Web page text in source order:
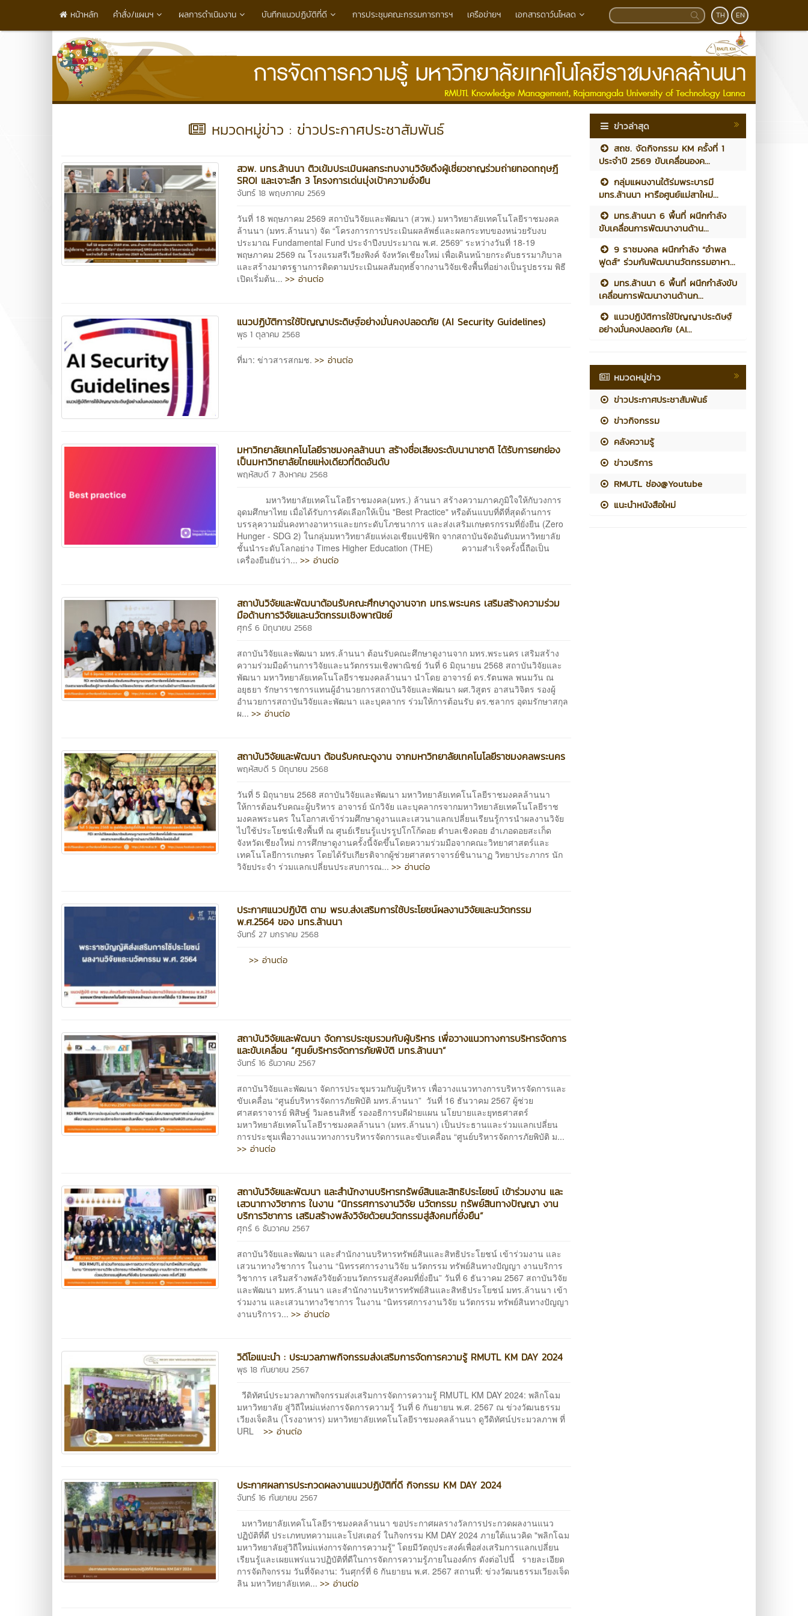
หน้าหลัก คำสั่ง/แผนฯ ผลการดำเนินงาน บันทึกแนวปฏิบัติที่ดี การประชุมคณะกรรมการการฯ เครือข่ายฯ เอกสารดาว์นโหลด TH EN
หมวดหมู่ข่าว : ข่าวประกาศประชาสัมพันธ์
สวพ. มทร.ล้านนา ติวเข้มประเมินผลกระทบงานวิจัยดึงผู้เชี่ยวชาญร่วมถ่ายทอดทฤษฎี
SROI และเจาะลึก 3 โครงการเด่นมุ่งเป้าความยั่งยืน
จันทร์ 18 พฤษภาคม 2569
วันที่ 18 พฤษภาคม 2569 สถาบันวิจัยและพัฒนา (สวพ.) มหาวิทยาลัยเทคโนโลยีราชมงคล
ล้านนา (มทร.ล้านนา) จัด “โครงการการประเมินผลลัพธ์และผลกระทบของหน่วยรับงบ
ประมาณ Fundamental Fund ประจำปีงบประมาณ พ.ศ. 2569” ระหว่างวันที่ 18-19
พฤษภาคม 2569 ณ โรงแรมสรีเวียงพิงค์ จังหวัดเชียงใหม่ เพื่อเดินหน้ายกระดับธรรมาภิบาล
และสร้างมาตรฐานการติดตามประเมินผลสัมฤทธิ์จากงานวิจัยเชิงพื้นที่อย่างเป็นรูปธรรม พิธี
เปิดเริ่มต้น...>> อ่านต่อ
แนวปฏิบัติการใช้ปัญญาประดิษฐ์อย่างมั่นคงปลอดภัย (AI Security Guidelines)
พุธ 1 ตุลาคม 2568
ที่มา: ข่าวสารสกมช.>> อ่านต่อ
มหาวิทยาลัยเทคโนโลยีราชมงคลล้านนา สร้างชื่อเสียงระดับนานาชาติ ได้รับการยกย่อง
เป็นมหาวิทยาลัยไทยแห่งเดียวที่ติดอันดับ
พฤหัสบดี 7 สิงหาคม 2568
มหาวิทยาลัยเทคโนโลยีราชมงคล(มทร.) ล้านนา สร้างความภาคภูมิใจให้กับวงการ
อุดมศึกษาไทย เมื่อได้รับการคัดเลือกให้เป็น "Best Practice" หรือต้นแบบที่ดีที่สุดด้านการ
บรรลุความมั่นคงทางอาหารและยกระดับโภชนาการ และส่งเสริมเกษตรกรรมที่ยั่งยืน (Zero
Hunger - SDG 2) ในกลุ่มมหาวิทยาลัยแห่งเอเชียแปซิฟิก จากสถาบันจัดอันดับมหาวิทยาลัย
ชั้นนำระดับโลกอย่าง Times Higher Education (THE) ความสำเร็จครั้งนี้ถือเป็น
เครื่องยืนยันว่า...>> อ่านต่อ
สถาบันวิจัยและพัฒนาต้อนรับคณะศึกษาดูงานจาก มทร.พระนคร เสริมสร้างความร่วม
มือด้านการวิจัยและนวัตกรรมเชิงพาณิชย์
ศุกร์ 6 มิถุนายน 2568
สถาบันวิจัยและพัฒนา มทร.ล้านนา ต้อนรับคณะศึกษาดูงานจาก มทร.พระนคร เสริมสร้าง
ความร่วมมือด้านการวิจัยและนวัตกรรมเชิงพาณิชย์ วันที่ 6 มิถุนายน 2568 สถาบันวิจัยและ
พัฒนา มหาวิทยาลัยเทคโนโลยีราชมงคลล้านนา นำโดย อาจารย์ ดร.รัตนพล พนมวัน ณ
อยุธยา รักษาราชการแทนผู้อำนวยการสถาบันวิจัยและพัฒนา ผศ.วิสูตร อาสนวิจิตร รองผู้
อำนวยการสถาบันวิจัยและพัฒนา และบุคลากร ร่วมให้การต้อนรับ ดร.ชลากร อุดมรักษาสกุล
ผ...>> อ่านต่อ
สถาบันวิจัยและพัฒนา ต้อนรับคณะดูงาน จากมหาวิทยาลัยเทคโนโลยีราชมงคลพระนคร
พฤหัสบดี 5 มิถุนายน 2568
วันที่ 5 มิถุนายน 2568 สถาบันวิจัยและพัฒนา มหาวิทยาลัยเทคโนโลยีราชมงคลล้านนา
ให้การต้อนรับคณะผู้บริหาร อาจารย์ นักวิจัย และบุคลากรจากมหาวิทยาลัยเทคโนโลยีราช
มงคลพระนคร ในโอกาสเข้าร่วมศึกษาดูงานและเสวนาแลกเปลี่ยนเรียนรู้การนำผลงานวิจัย
ไปใช้ประโยชน์เชิงพื้นที่ ณ ศูนย์เรียนรู้แปรรูปโกโก้ดอย ตำบลเชิงดอย อำเภอดอยสะเก็ด
จังหวัดเชียงใหม่ การศึกษาดูงานครั้งนี้จัดขึ้นโดยความร่วมมือจากคณะวิทยาศาสตร์และ
เทคโนโลยีการเกษตร โดยได้รับเกียรติจากผู้ช่วยศาสตราจารย์ชินานาฏ วิทยาประภากร นัก
วิจัยประจำ ร่วมแลกเปลี่ยนประสบการณ...>> อ่านต่อ
ประกาศแนวปฏิบัติ ตาม พรบ.ส่งเสริมการใช้ประโยชน์ผลงานวิจัยและนวัตกรรม
พ.ศ.2564 ของ มทร.ล้านนา
จันทร์ 27 มกราคม 2568
>> อ่านต่อ
สถาบันวิจัยและพัฒนา จัดการประชุมรวมกับผู้บริหาร เพื่อวางแนวทางการบริหารจัดการ
และขับเคลื่อน “ศูนย์บริหารจัดการภัยพิบัติ มทร.ล้านนา”
จันทร์ 16 ธันวาคม 2567
สถาบันวิจัยและพัฒนา จัดการประชุมรวมกับผู้บริหาร เพื่อวางแนวทางการบริหารจัดการและ
ขับเคลื่อน “ศูนย์บริหารจัดการภัยพิบัติ มทร.ล้านนา” วันที่ 16 ธันวาคม 2567 ผู้ช่วย
ศาสตราจารย์ พิสิษฐ์ วิมลธนสิทธิ์ รองอธิการบดีฝ่ายแผน นโยบายและยุทธศาสตร์
มหาวิทยาลัยเทคโนโลยีราชมงคลล้านนา (มทร.ล้านนา) เป็นประธานและร่วมแลกเปลี่ยน
การประชุมเพื่อวางแนวทางการบริหารจัดการและขับเคลื่อน “ศูนย์บริหารจัดการภัยพิบัติ ม...
>> อ่านต่อ
สถาบันวิจัยและพัฒนา และสำนักงานบริหารทรัพย์สินและสิทธิประโยชน์ เข้าร่วมงาน และ
เสวนาทางวิชาการ ในงาน “นิทรรศการงานวิจัย นวัตกรรม ทรัพย์สินทางปัญญา งาน
บริการวิชาการ เสริมสร้างพลังวิจัยด้วยนวัตกรรมสู่สังคมที่ยั่งยืน”
ศุกร์ 6 ธันวาคม 2567
สถาบันวิจัยและพัฒนา และสำนักงานบริหารทรัพย์สินและสิทธิประโยชน์ เข้าร่วมงาน และ
เสวนาทางวิชาการ ในงาน “นิทรรศการงานวิจัย นวัตกรรม ทรัพย์สินทางปัญญา งานบริการ
วิชาการ เสริมสร้างพลังวิจัยด้วยนวัตกรรมสู่สังคมที่ยั่งยืน” วันที่ 6 ธันวาคม 2567 สถาบันวิจัย
และพัฒนา มทร.ล้านนา และสำนักงานบริหารทรัพย์สินและสิทธิประโยชน์ มทร.ล้านนา เข้า
ร่วมงาน และเสวนาทางวิชาการ ในงาน “นิทรรศการงานวิจัย นวัตกรรม ทรัพย์สินทางปัญญา
งานบริการว...>> อ่านต่อ
วิดีโอแนะนำ : ประมวลภาพกิจกรรมส่งเสริมการจัดการความรู้ RMUTL KM DAY 2024
พุธ 18 กันยายน 2567
วีดิทัศน์ประมวลภาพกิจกรรมส่งเสริมการจัดการความรู้ RMUTL KM DAY 2024: พลิกโฉม
มหาวิทยาลัย สู่วิถีใหม่แห่งการจัดการความรู้ วันที่ 6 กันยายน พ.ศ. 2567 ณ ข่วงวัฒนธรรม
เวียงเจ็ดลิน (โรงอาหาร) มหาวิทยาลัยเทคโนโลยีราชมงคลล้านนา ดูวีดิทัศน์ประมวลภาพ ที่
URL>> อ่านต่อ
ประกาศผลการประกวดผลงานแนวปฏิบัติที่ดี กิจกรรม KM DAY 2024
จันทร์ 16 กันยายน 2567
มหาวิทยาลัยเทคโนโลยีราชมงคลล้านนา ขอประกาศผลรางวัลการประกวดผลงานแนว
ปฏิบัติที่ดี ประเภทบทความและโปสเตอร์ ในกิจกรรม KM DAY 2024 ภายใต้แนวคิด "พลิกโฉม
มหาวิทยาลัยสู่วิถีใหม่แห่งการจัดการความรู้" โดยมีวัตถุประสงค์เพื่อส่งเสริมการแลกเปลี่ยน
เรียนรู้และเผยแพร่แนวปฏิบัติที่ดีในการจัดการความรู้ภายในองค์กร ดังต่อไปนี้ รายละเอียด
การจัดกิจกรรม วันที่จัดงาน: วันศุกร์ที่ 6 กันยายน พ.ศ. 2567 สถานที่: ข่วงวัฒนธรรมเวียงเจ็ด
ลิน มหาวิทยาลัยเทค...>> อ่านต่อ
ข่าวล่าสุด
สถช. จัดกิจกรรม KM ครั้งที่ 1
ประจำปี 2569 ขับเคลื่อนองค...
กลุ่มแผนงานใต้ร่มพระบารมี
มทร.ล้านนา หารือศูนย์แม่สาใหม่...
มทร.ล้านนา 6 พื้นที่ ผนึกกำลัง
ขับเคลื่อนการพัฒนางานด้าน...
9 ราชมงคล ผนึกกำลัง “อำพล
ฟูดส์” ร่วมกันพัฒนานวัตกรรมอาหา...
มทร.ล้านนา 6 พื้นที่ ผนึกกำลังขับ
เคลื่อนการพัฒนางานด้านก...
แนวปฏิบัติการใช้ปัญญาประดิษฐ์
อย่างมั่นคงปลอดภัย (AI...
หมวดหมู่ข่าว
ข่าวประกาศประชาสัมพันธ์
ข่าวกิจกรรม
คลังความรู้
ข่าวบริการ
RMUTL ช่อง@Youtube
แนะนำหนังสือใหม่